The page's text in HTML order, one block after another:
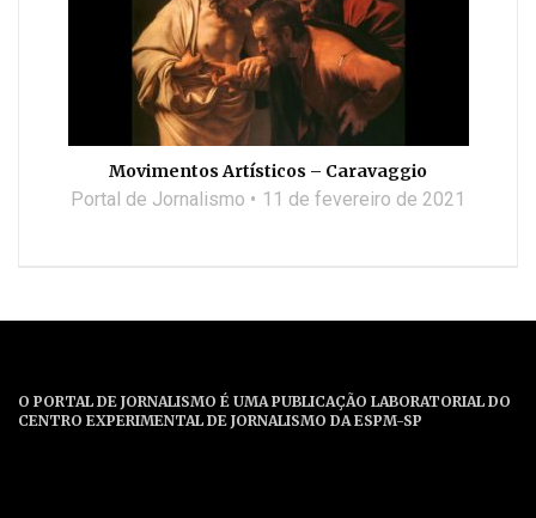
Movimentos Artísticos – Caravaggio
Portal de Jornalismo 11 de fevereiro de 2021
O PORTAL DE JORNALISMO É UMA PUBLICAÇÃO LABORATORIAL DO
CENTRO EXPERIMENTAL DE JORNALISMO DA ESPM-SP